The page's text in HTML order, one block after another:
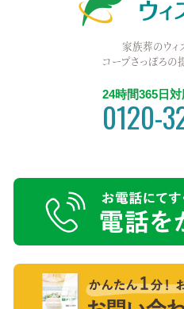
家族葬のウィ
コープさっぽろの
24時間365日
0120-
電話をかける【無料】